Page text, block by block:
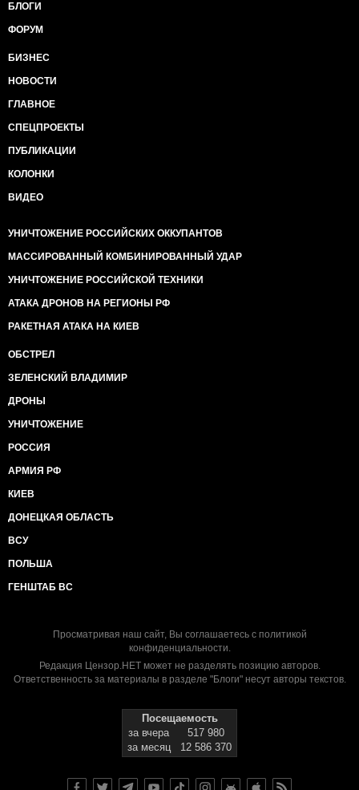
БЛОГИ
ФОРУМ
БИЗНЕС
НОВОСТИ
ГЛАВНОЕ
СПЕЦПРОЕКТЫ
ПУБЛИКАЦИИ
КОЛОНКИ
ВИДЕО
УНИЧТОЖЕНИЕ РОССИЙСКИХ ОККУПАНТОВ
МАССИРОВАННЫЙ КОМБИНИРОВАННЫЙ УДАР
УНИЧТОЖЕНИЕ РОССИЙСКОЙ ТЕХНИКИ
АТАКА ДРОНОВ НА РЕГИОНЫ РФ
РАКЕТНАЯ АТАКА НА КИЕВ
ОБСТРЕЛ
ЗЕЛЕНСКИЙ ВЛАДИМИР
ДРОНЫ
УНИЧТОЖЕНИЕ
РОССИЯ
АРМИЯ РФ
КИЕВ
ДОНЕЦКАЯ ОБЛАСТЬ
ВСУ
ПОЛЬША
ГЕНШТАБ ВС
Просматривая наш сайт, Вы соглашаетесь с политикой
конфиденциальности.
Редакция Цензор.НЕТ может не разделять позицию авторов.
Ответственность за материалы в разделе "Блоги" несут авторы текстов.
Посещаемость
за вчера
517 980
за месяц
12 586 370